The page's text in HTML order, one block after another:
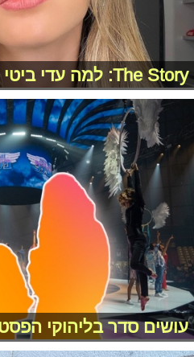
The Story: למה עדי ביטי לא נרדמת?
עושים סדר בליהוקי